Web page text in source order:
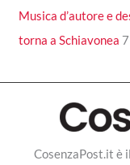
Musica d’autore e
torna a Schiavonea
CosenzaPost.it è